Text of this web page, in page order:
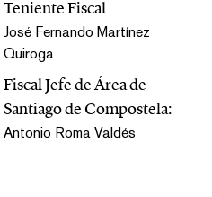
Teniente Fiscal
José Fernando Martínez
Quiroga
Fiscal Jefe de Área de
Santiago de Compostela:
Antonio Roma Valdés